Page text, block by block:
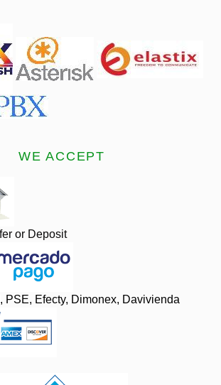
WE ACCEPT
or Deposit
PSE, Efecty, Dimonex, Davivienda